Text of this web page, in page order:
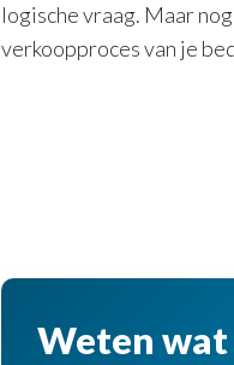
logische vraag. Maar
verkoopproces van je
Weten